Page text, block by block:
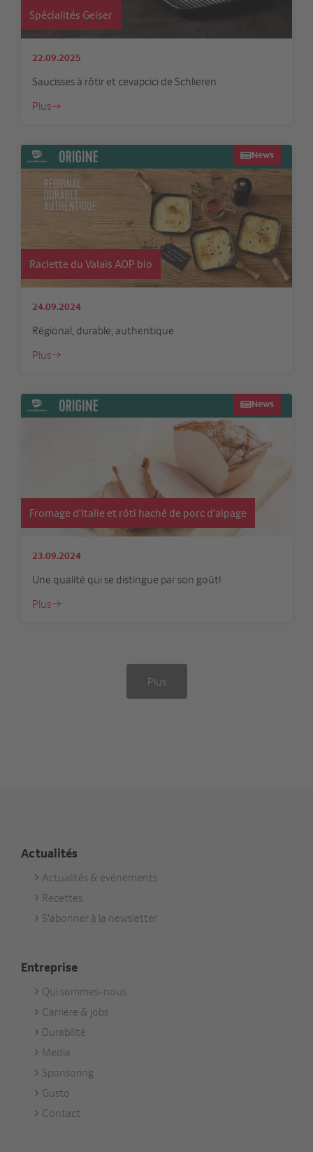
Spécialités Geiser
22.09.2025
Saucisses à rôtir et cevapcici de Schlieren
Plus
News
Raclette du Valais AOP bio
24.09.2024
Régional, durable, authentique
Plus
News
Fromage d'Italie et rôti haché de porc d'alpage
23.09.2024
Une qualité qui se distingue par son goût!
Plus
Plus
Actualités
Footer
Aktuell
Actualités & événements
Recettes
S'abonner à la newsletter
Entreprise
Footer
Unternehmen
Qui sommes-nous
Carrière & jobs
Durabilité
Media
Sponsoring
Gusto
Contact